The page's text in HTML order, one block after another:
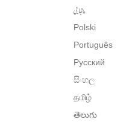
پنجابی
Polski
Português
Русский
සිංහල
தமிழ்
తెలుగు